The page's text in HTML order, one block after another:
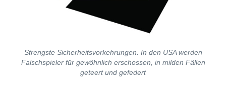
Strengste Sicherheitsvorkehrungen. In den USA werden
Falschspieler für gewöhnlich erschossen, in milden Fällen
geteert und gefedert